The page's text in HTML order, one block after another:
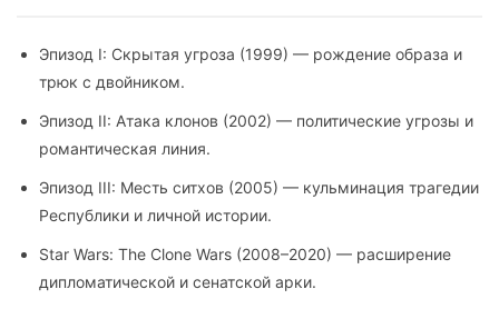
Эпизод I: Скрытая угроза (1999) — рождение образа и
трюк с двойником.
Эпизод II: Атака клонов (2002) — политические угрозы и
романтическая линия.
Эпизод III: Месть ситхов (2005) — кульминация трагедии
Республики и личной истории.
Star Wars: The Clone Wars (2008–2020) — расширение
дипломатической и сенатской арки.